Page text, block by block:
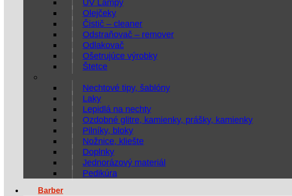
UV Lampy
Olejčeky
Čistič – cleaner
Odstraňovač – remover
Odlakovač
Ošetrujúce výrobky
Štetce
Nechtové tipy, šablóny
Laky
Lepidlá na nechty
Ozdobné glitre, kamienky, prášky, kamienky
Pilníky, bloky
Nožnice, kliešte
Doplnky
Jednorázový materiál
Pedikúra
Barber